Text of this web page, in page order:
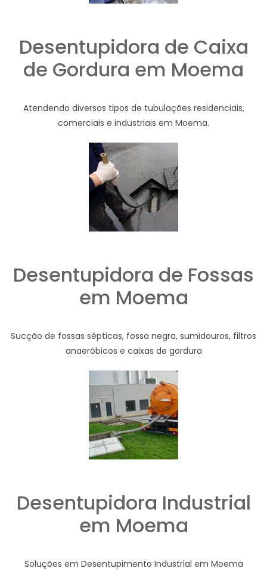
Desentupidora de Caixa
de Gordura em Moema
Atendendo diversos tipos de tubulações residenciais,
comerciais e industriais em Moema.
Desentupidora de Fossas
em Moema
Sucção de fossas sépticas, fossa negra, sumidouros, filtros
anaeróbicos e caixas de gordura
Desentupidora Industrial
em Moema
Soluções em Desentupimento Industrial em Moema